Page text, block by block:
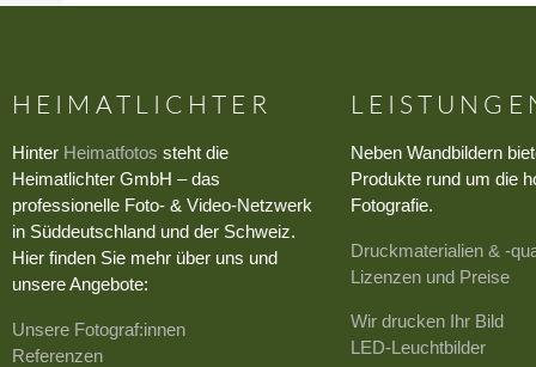
HEIMATLICHTER
Hinter Heimatfotos steht die
Heimatlichter GmbH – das
professionelle Foto- & Video-Netzwerk
in Süddeutschland und der Schweiz.
Hier finden Sie mehr über uns und
unsere Angebote:
Unsere Fotograf:innen
Referenzen
Neben Wandbildern
Produkte rund um die
Fotografie.
Druckmaterialien & -
Lizenzen und Preise
Wir drucken Ihr Bild
LED-Leuchtbilder